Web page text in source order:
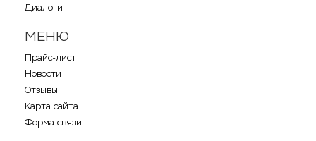
Диалоги
МЕНЮ
Прайс-лист
Новости
Отзывы
Карта сайта
Форма связи